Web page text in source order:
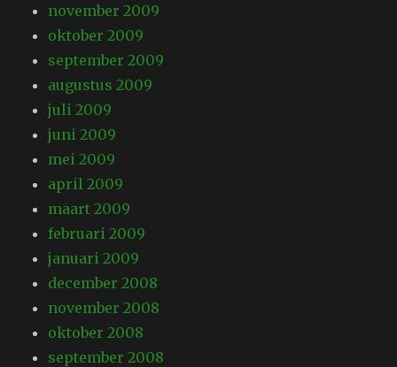
november 2009
oktober 2009
september 2009
augustus 2009
juli 2009
juni 2009
mei 2009
april 2009
maart 2009
februari 2009
januari 2009
december 2008
november 2008
oktober 2008
september 2008